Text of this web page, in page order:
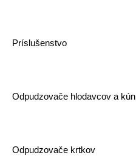
Príslušenstvo
Odpudzovače hlodavcov a kún
Odpudzovače krtkov